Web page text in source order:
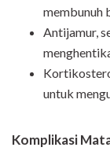
membunuh
Antijamur,
untuk
Komplikasi